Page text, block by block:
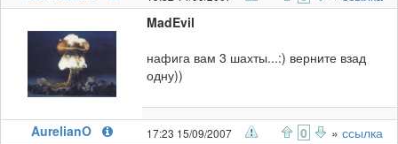
MadEvil
нафига вам 3 шахты...:) верните взад
одну))
AurelianO 17:23 15/09/2007 0 » ссылка